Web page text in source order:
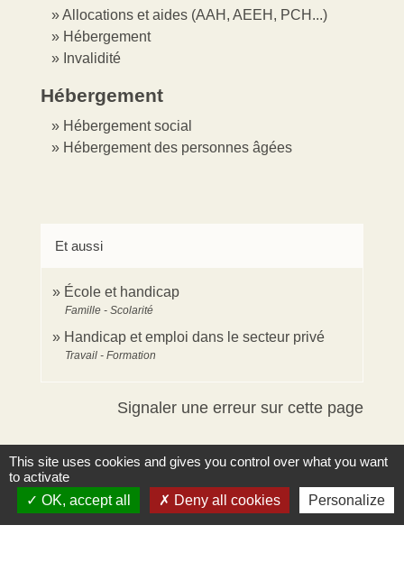
Allocations et aides (AAH, AEEH, PCH...)
Hébergement
Invalidité
Hébergement
Hébergement social
Hébergement des personnes âgées
Et aussi
École et handicap
Famille - Scolarité
Handicap et emploi dans le secteur privé
Travail - Formation
Signaler une erreur sur cette page
This site uses cookies and gives you control over what you want
to activate
OK, accept all
Deny all cookies Personalize